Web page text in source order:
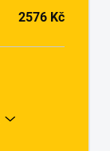
2576 Kč